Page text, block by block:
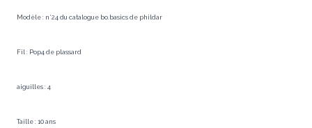
Modèle : n°24 du catalogue bo.basics de phildar
Fil : Pop4 de plassard
aiguilles : 4
Taille : 10 ans